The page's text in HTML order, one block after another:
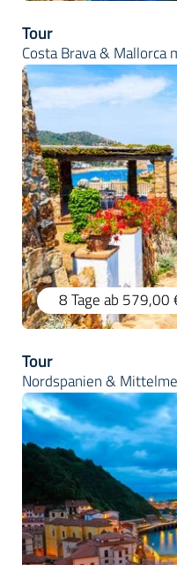
Tour
Costa Brava & Mallorca
8 Tageab 579,00
Tour
Nordspanien &